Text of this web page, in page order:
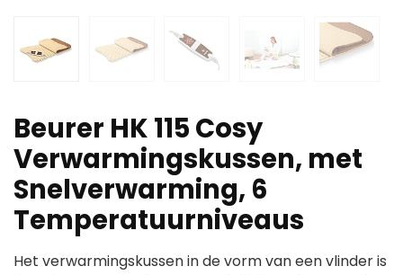
Beurer HK 115 Cosy
Verwarmingskussen, met
Snelverwarming, 6
Temperatuurniveaus
Het verwarmingskussen in de vorm van een vlinder is